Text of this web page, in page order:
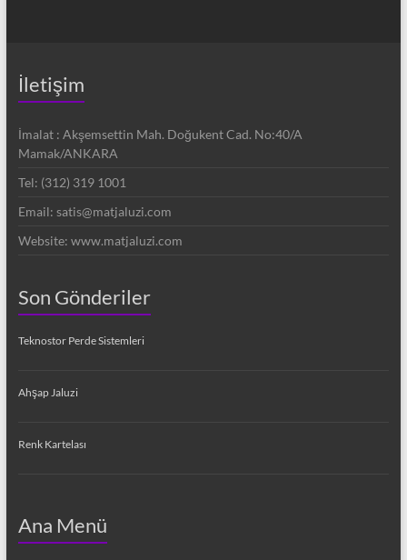
İletişim
İmalat : Akşemsettin Mah. Doğukent Cad. No:40/A
Mamak/ANKARA
Tel: (312) 319 1001
Email: satis@matjaluzi.com
Website: www.matjaluzi.com
Son Gönderiler
Teknostor Perde Sistemleri
Ahşap Jaluzi
Renk Kartelası
Ana Menü